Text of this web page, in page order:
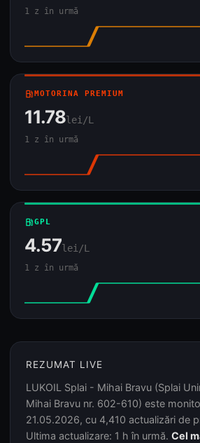
1 z în urmă
local_gas_stationMOTORINA PREMIUM
11.78lei/L
1 z în urmă
local_gas_stationGPL
4.57lei/L
1 z în urmă
REZUMAT LIVE
LUKOIL Splai - Mihai Bravu (Splai
Mihai Bravu nr. 602-610) este
21.05.2026, cu 4,410 actualizări de
Ultima actualizare: 1 h în urmă. Cel